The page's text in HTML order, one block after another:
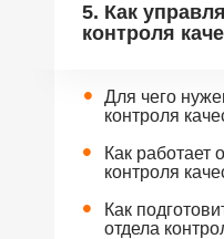
5. Как
контроля
Как
отдела
•
Как работает
контроля
•
Для чего
контроля
•